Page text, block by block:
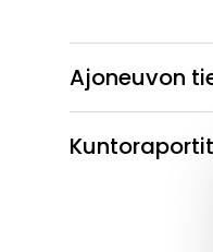
Ajoneuvon
Kuntoraportit